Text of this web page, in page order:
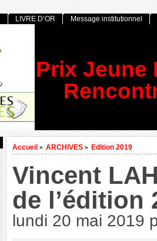
Prix Jeune
Accueil > ARCHIVES > Edition 2019
Vincent
de l’édition
lundi 20 mai 2019
LIVRE D’OR Message institutionnel